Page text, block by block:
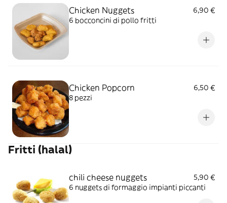
Chicken Nuggets
6,90 €
6 bocconcini di pollo fritti
Chicken Popcorn
6,50 €
8 pezzi
Fritti (halal)
chili cheese nuggets
5,90 €
6 nuggets di formaggio impianti piccanti